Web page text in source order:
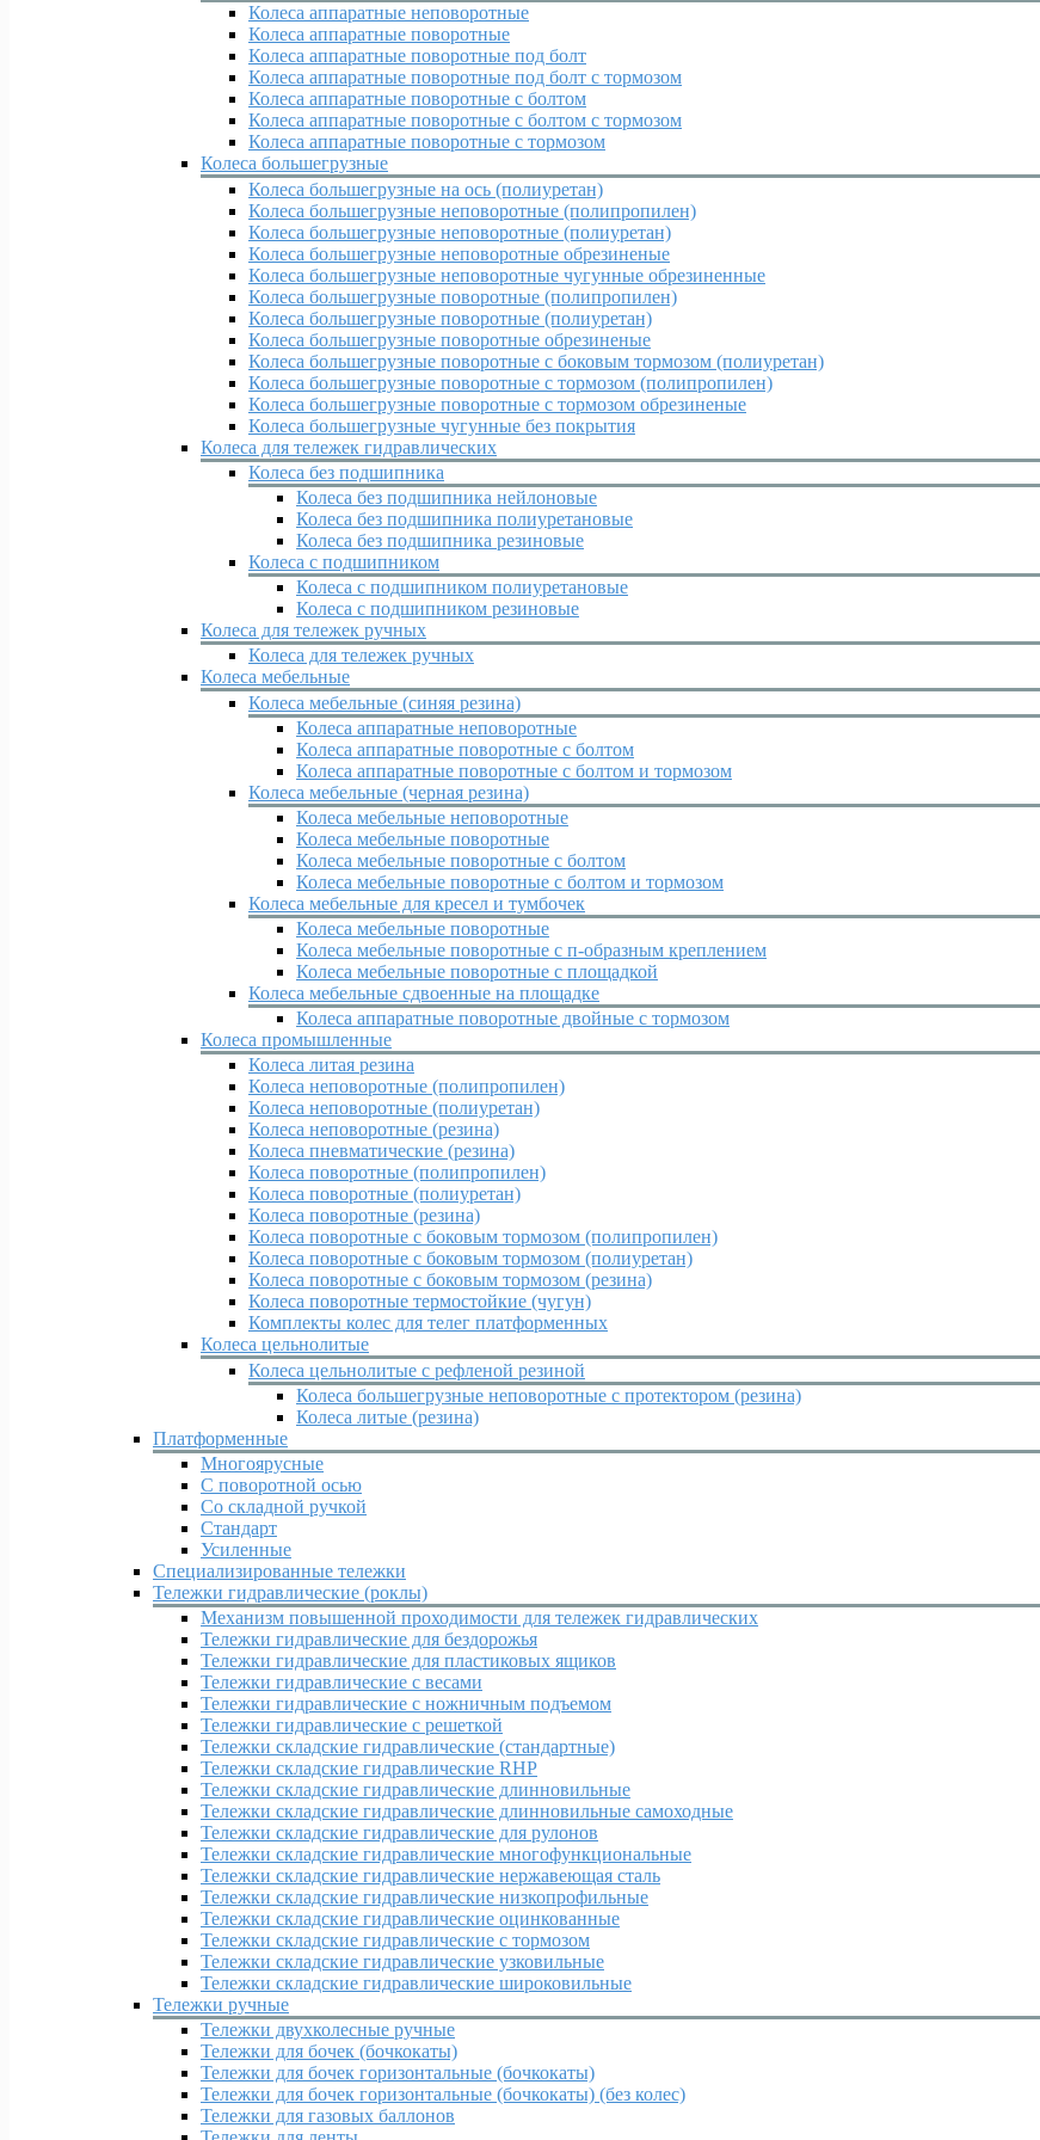
Колеса аппаратные неповоротные
Колеса аппаратные поворотные
Колеса аппаратные поворотные под болт
Колеса аппаратные поворотные под болт с тормозом
Колеса аппаратные поворотные с болтом
Колеса аппаратные поворотные с болтом с тормозом
Колеса аппаратные поворотные с тормозом
Колеса большегрузные
Колеса большегрузные на ось (полиуретан)
Колеса большегрузные неповоротные (полипропилен)
Колеса большегрузные неповоротные (полиуретан)
Колеса большегрузные неповоротные обрезиненые
Колеса большегрузные неповоротные чугунные обрезиненные
Колеса большегрузные поворотные (полипропилен)
Колеса большегрузные поворотные (полиуретан)
Колеса большегрузные поворотные обрезиненые
Колеса большегрузные поворотные с боковым тормозом (полиуретан)
Колеса большегрузные поворотные с тормозом (полипропилен)
Колеса большегрузные поворотные с тормозом обрезиненые
Колеса большегрузные чугунные без покрытия
Колеса для тележек гидравлических
Колеса без подшипника
Колеса без подшипника нейлоновые
Колеса без подшипника полиуретановые
Колеса без подшипника резиновые
Колеса с подшипником
Колеса с подшипником полиуретановые
Колеса с подшипником резиновые
Колеса для тележек ручных
Колеса для тележек ручных
Колеса мебельные
Колеса мебельные (синяя резина)
Колеса аппаратные неповоротные
Колеса аппаратные поворотные с болтом
Колеса аппаратные поворотные с болтом и тормозом
Колеса мебельные (черная резина)
Колеса мебельные неповоротные
Колеса мебельные поворотные
Колеса мебельные поворотные с болтом
Колеса мебельные поворотные с болтом и тормозом
Колеса мебельные для кресел и тумбочек
Колеса мебельные поворотные
Колеса мебельные поворотные с п-образным креплением
Колеса мебельные поворотные с площадкой
Колеса мебельные сдвоенные на площадке
Колеса аппаратные поворотные двойные с тормозом
Колеса промышленные
Колеса литая резина
Колеса неповоротные (полипропилен)
Колеса неповоротные (полиуретан)
Колеса неповоротные (резина)
Колеса пневматические (резина)
Колеса поворотные (полипропилен)
Колеса поворотные (полиуретан)
Колеса поворотные (резина)
Колеса поворотные c боковым тормозом (полипропилен)
Колеса поворотные c боковым тормозом (полиуретан)
Колеса поворотные c боковым тормозом (резина)
Колеса поворотные термостойкие (чугун)
Комплекты колес для телег платформенных
Колеса цельнолитые
Колеса цельнолитые с рефленой резиной
Колеса большегрузные неповоротные с протектором (резина)
Колеса литые (резина)
Платформенные
Многоярусные
С поворотной осью
Со складной ручкой
Стандарт
Усиленные
Специализированные тележки
Тележки гидравлические (роклы)
Механизм повышенной проходимости для тележек гидравлических
Тележки гидравлические для бездорожья
Тележки гидравлические для пластиковых ящиков
Тележки гидравлические с весами
Тележки гидравлические с ножничным подъемом
Тележки гидравлические с решеткой
Тележки складские гидравлические (стандартные)
Тележки складские гидравлические RHP
Тележки складские гидравлические длинновильные
Тележки складские гидравлические длинновильные самоходные
Тележки складские гидравлические для рулонов
Тележки складские гидравлические многофункциональные
Тележки складские гидравлические нержавеющая сталь
Тележки складские гидравлические низкопрофильные
Тележки складские гидравлические оцинкованные
Тележки складские гидравлические с тормозом
Тележки складские гидравлические узковильные
Тележки складские гидравлические широковильные
Тележки ручные
Тележки двухколесные ручные
Тележки для бочек (бочкокаты)
Тележки для бочек горизонтальные (бочкокаты)
Тележки для бочек горизонтальные (бочкокаты) (без колес)
Тележки для газовых баллонов